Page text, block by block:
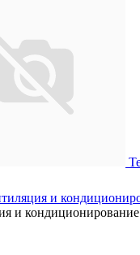
и
и кондиционирование